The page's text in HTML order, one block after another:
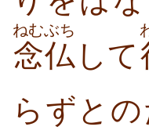
念仏
ねむぶち
して
らずと